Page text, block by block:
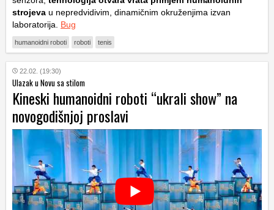
strojeva u nepredvidivim, dinamičnim okruženjima izvan
laboratorija. Bug
humanoidni roboti roboti tenis
22.02. (19:30)
Ulazak u Novu sa stilom
Kineski humanoidni roboti “ukrali show” na
novogodišnjoj proslavi